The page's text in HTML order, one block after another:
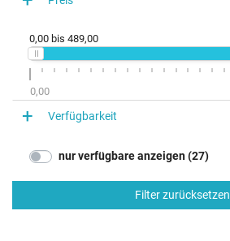
ThinkPad Yoga X380 (20LJS15L1L)
ThinkPad Yoga X380 (20LJS4LQ00)
ThinkPad Yoga X380 (20LJS2RV00)
0,00 bis 489,00
0,00
Verfügbarkeit
nur verfügbare anzeigen (27)
Filter zurücksetzen